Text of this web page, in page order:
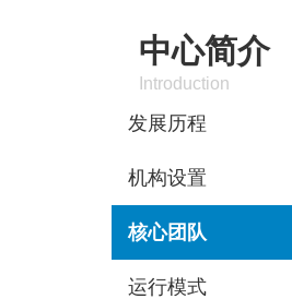
中心简介
Introduction
发展历程
机构设置
核心团队
运行模式